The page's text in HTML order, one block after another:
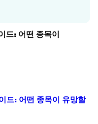
드: 어떤 종목이
드: 어떤 종목이 유망할